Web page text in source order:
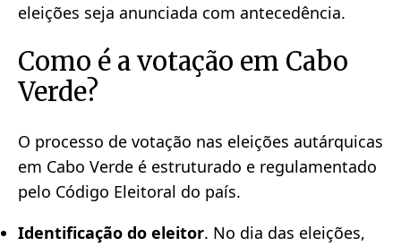
eleições seja anunciada com antecedência.
Como é a votação em Cabo
Verde?
O processo de votação nas eleições autárquicas
em Cabo Verde é estruturado e regulamentado
pelo Código Eleitoral do país.
Identificação do eleitor. No dia das eleições,